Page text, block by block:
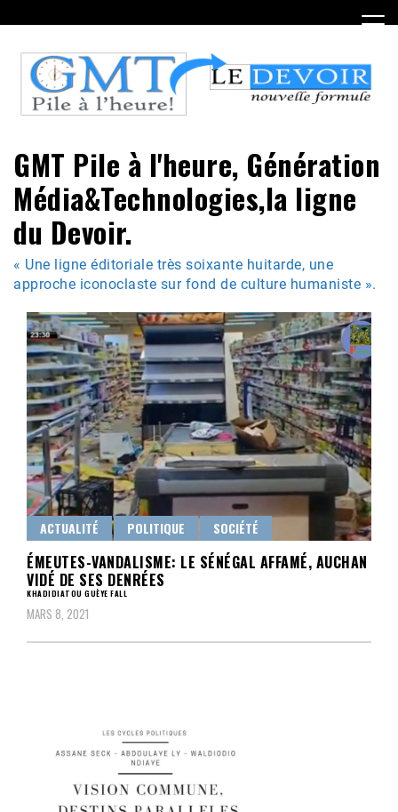
to
content
GMT Pile à l'heure, Génération
Média&Technologies,la ligne
du Devoir.
« Une ligne éditoriale très soixante huitarde, une
approche iconoclaste sur fond de culture humaniste ».
ACTUALITÉ POLITIQUE SOCIÉTÉ
ÉMEUTES-VANDALISME: LE SÉNÉGAL AFFAMÉ, AUCHAN
VIDÉ DE SES DENRÉES
KHADIDIATOU GUÈYE FALL
MARS 8, 2021